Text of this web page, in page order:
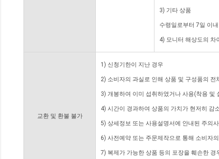
3) 기타 상품
수령일로부터 7일 이
4) 모니터 해상도의 차
교환 및 환불 불가
1) 신청기한이 지난 경우
2) 소비자의 과실로 인해 상품 및 구성품의
3) 개봉하여 이미 섭취하였거나 사용(착용 및
4) 시간이 경과하여 상품의 가치가 현저히 감
5) 상세정보 또는 사용설명서에 안내된 주의
6) 사전예약 또는 주문제작으로 통해 소비자
7) 복제가 가능한 상품 등의 포장을 훼손한 경